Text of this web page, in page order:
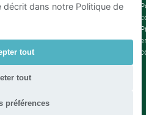
|Parking Eindhoven
dans notre Politique de
tout
tout
préférences